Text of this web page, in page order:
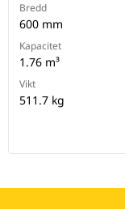
Bredd
600 mm
Kapacitet
1.76 m³
Vikt
511.7 kg